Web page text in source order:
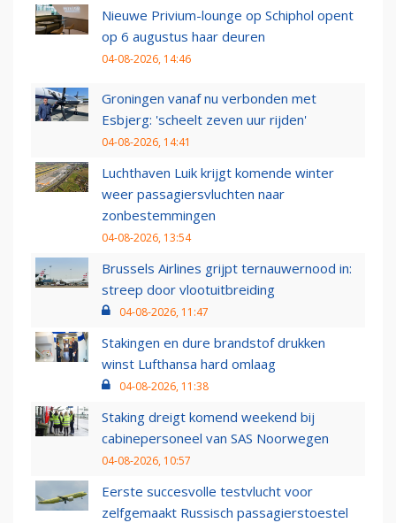
Nieuwe Privium-lounge op Schiphol opent
op 6 augustus haar deuren
04-08-2026, 14:46
Groningen vanaf nu verbonden met
Esbjerg: 'scheelt zeven uur rijden'
04-08-2026, 14:41
Luchthaven Luik krijgt komende winter
weer passagiersvluchten naar
zonbestemmingen
04-08-2026, 13:54
Brussels Airlines grijpt ternauwernood in:
streep door vlootuitbreiding
04-08-2026, 11:47
Stakingen en dure brandstof drukken
winst Lufthansa hard omlaag
04-08-2026, 11:38
Staking dreigt komend weekend bij
cabinepersoneel van SAS Noorwegen
04-08-2026, 10:57
Eerste succesvolle testvlucht voor
zelfgemaakt Russisch passagierstoestel